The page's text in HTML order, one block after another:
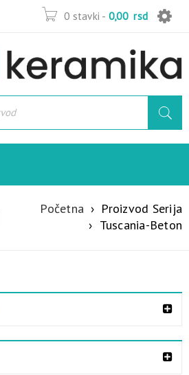
0 stavki - 0,00 rsd
Početna › Proizvod Serija
› Tuscania-Beton